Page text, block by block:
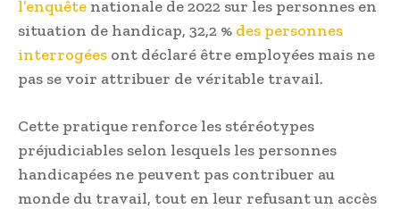
l’enquête nationale de 2022 sur les personnes en
situation de handicap, 32,2 % des personnes
interrogées ont déclaré être employées mais ne
pas se voir attribuer de véritable travail.
Cette pratique renforce les stéréotypes
préjudiciables selon lesquels les personnes
handicapées ne peuvent pas contribuer au
monde du travail, tout en leur refusant un accès